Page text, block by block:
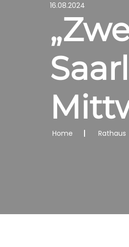
16.08.2024
Home Rathaus